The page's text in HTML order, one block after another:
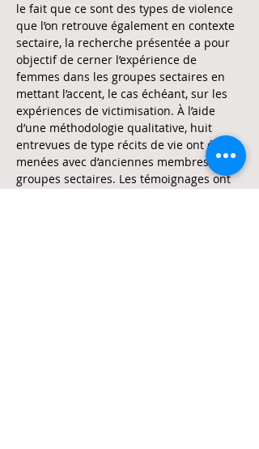
le fait que ce sont des types de violence
que l’on retrouve également en contexte
sectaire, la recherche présentée a pour
objectif de cerner l’expérience de
femmes dans les groupes sectaires en
mettant l’accent, le cas échéant, sur les
expériences de victimisation. À l’aide
d’une méthodologie qualitative, huit
entrevues de type récits de vie ont été
menées avec d’anciennes membres de
groupes sectaires. Les témoignages ont